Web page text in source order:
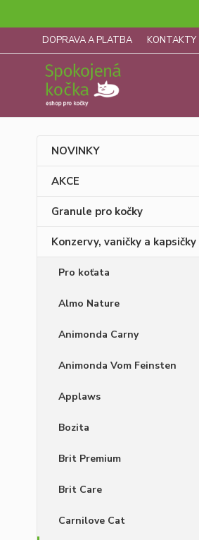
DOPRAVA A PLATBA KONTAKTY
NOVINKY
AKCE
Granule pro kočky
Konzervy, vaničky a kapsičky
Pro koťata
Almo Nature
Animonda Carny
Animonda Vom Feinsten
Applaws
Bozita
Brit Premium
Brit Care
Carnilove Cat